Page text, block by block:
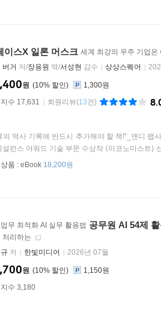
이스X 일론 머스크 세계 최강의 우주 기업
버거 저/장용원 역/서성현 감수 상상스퀘어
10%
원
1,300원
수 17,631
회원리뷰(13건)
의 역사 기록에 반드시 추가해야 할 책!”_앤디
설런스 어워드 기술 부문 수상작 ⟨이코노미스트⟩
품 : eBook 18,200원
무 최적화 AI 실무 활용법 공무원 AI 54제
처리하는
저 한빛미디어 2026년 07월
10%
원
1,150원
수 3,180